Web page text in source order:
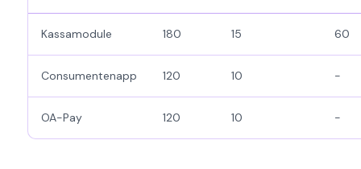
Kassamodule 180 15 60
Consumentenapp 120 10 -
OA-Pay 120 10 -